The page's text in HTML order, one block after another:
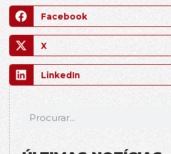
Facebook
X
LinkedIn